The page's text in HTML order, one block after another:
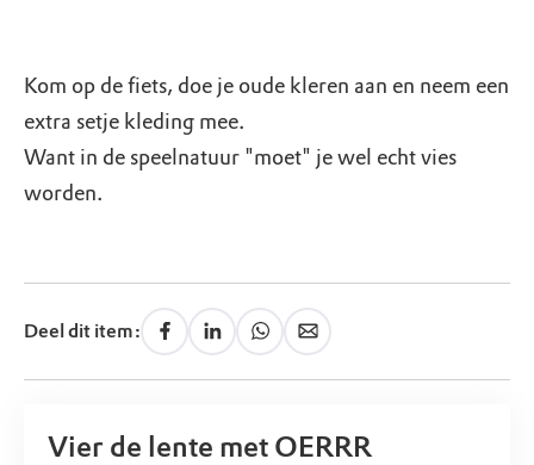
Kom op de fiets, doe je oude kleren aan en neem een
extra setje kleding mee.
Want in de speelnatuur "moet" je wel echt vies
worden.
Deel dit item:
Vier de lente met OERRR